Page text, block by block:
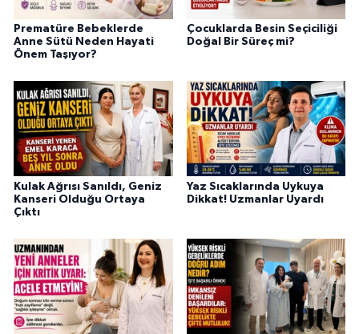
Prematüre Bebeklerde
Anne Sütü Neden Hayati
Önem Taşıyor?
Çocuklarda Besin Seçiciliği
Doğal Bir Süreç mi?
Kulak Ağrısı Sanıldı, Geniz
Kanseri Olduğu Ortaya
Çıktı
Yaz Sıcaklarında Uykuya
Dikkat! Uzmanlar Uyardı